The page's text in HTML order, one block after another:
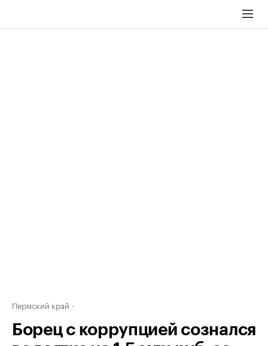
Пермский край
Борец с коррупцией сознался